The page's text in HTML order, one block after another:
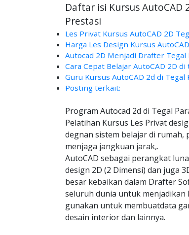
Daftar isi Kursus AutoCAD
Prestasi
Les Privat Kursus AutoCAD 2D
Harga Les Design Kursus
Autocad 2D Menjadi Drafter Tegal
Cara Cepat Belajar AutoCAD 2D
Guru Kursus AutoCAD 2d di Tegal
Posting terkait:
Program Autocad 2d di Tegal
Pelatihan Kursus Les Privat
degnan sistem belajar di
menjaga jangkuan jarak,.
AutoCAD sebagai perangkat
design 2D (2 Dimensi) dan juga
besar kebaikan dalam Drafter
seluruh dunia untuk menjadikan
gunakan untuk membuatdata
desain interior dan lainnya.